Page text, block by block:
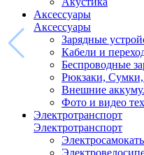
Аксессуары
Аксессуары
Зарядные
Кабели и
Беспроводные
Рюкзаки,
Внешние
Фото и видео
Электротранспорт
Электротранспорт